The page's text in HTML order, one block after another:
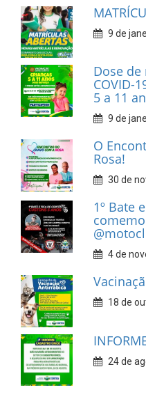
9 de
Dose
COVID-
5 a 11
9 de
O
Rosa!
30 de
1º Bate
4 de
18 de
24 de